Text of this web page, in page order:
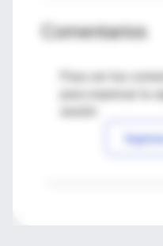
Comentarios
Para ver los